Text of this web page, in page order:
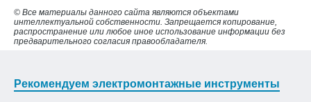
© Все материалы данного сайта являются объектами
интеллектуальной собственности. Запрещается копирование,
распространение или любое иное использование информации без
предварительного согласия правообладателя.
Рекомендуем электромонтажные инструменты